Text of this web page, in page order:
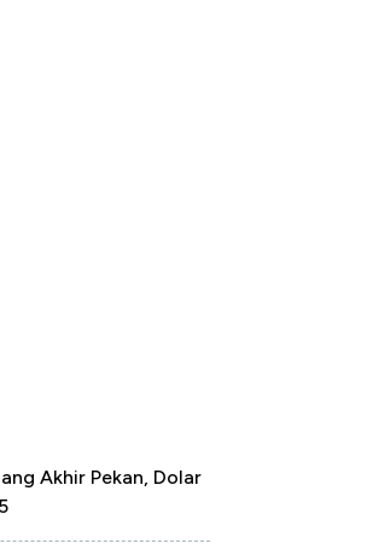
Akhir Pekan, Dolar